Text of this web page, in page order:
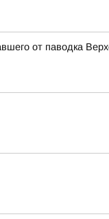
от паводка